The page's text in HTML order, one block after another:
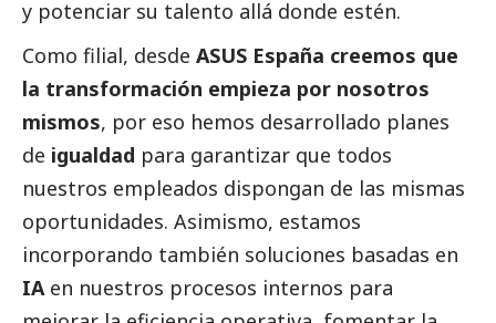
y potenciar su talento allá donde estén.
Como filial, desde ASUS España creemos que
la transformación empieza por nosotros
mismos, por eso hemos desarrollado planes
de igualdad para garantizar que todos
nuestros empleados dispongan de las mismas
oportunidades. Asimismo, estamos
incorporando también soluciones basadas en
IAen nuestros procesos internos para